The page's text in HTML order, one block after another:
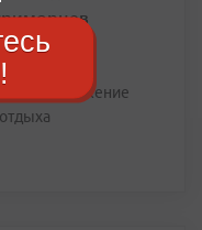
и снижение